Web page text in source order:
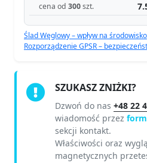
cena od 300szt.
Ślad Węglowy – wpływ na środowisko
Rozporządzenie GPSR –
SZUKASZ ZNIŻKI?
Dzwoń do nas +48 22
wiadomość przez
sekcji kontakt.
Właściwości oraz
magnetycznych